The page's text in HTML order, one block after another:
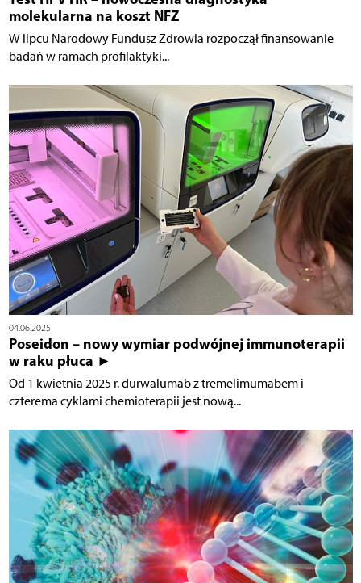
molekularna na koszt NFZ
W lipcu Narodowy Fundusz Zdrowia rozpoczął finansowanie
badań w ramach profilaktyki...
04.06.2025
Poseidon – nowy wymiar podwójnej immunoterapii
w raku płuca ►
Od 1 kwietnia 2025 r. durwalumab z tremelimumabem i
czterema cyklami chemioterapii jest nową...